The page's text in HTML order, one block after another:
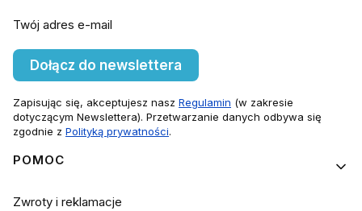
Twój adres e-mail
Dołącz do newslettera
Zapisując się, akceptujesz nasz Regulamin (w zakresie
dotyczącym Newslettera). Przetwarzanie danych odbywa się
zgodnie z Polityką prywatności.
Linki w stopce
POMOC
Zwroty i reklamacje